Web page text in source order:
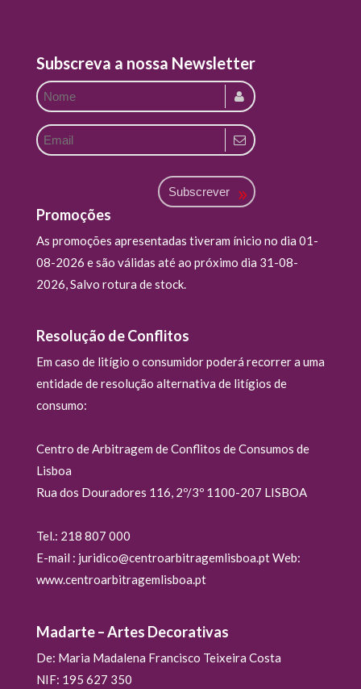
Subscreva a nossa Newsletter
Subscrever
Promoções
As promoções apresentadas tiveram ínicio no dia 01-
08-2026 e são válidas até ao próximo dia 31-08-
2026, Salvo rotura de stock.
Resolução de Conflitos
Em caso de litígio o consumidor poderá recorrer a uma
entidade de resolução alternativa de litígios de
consumo:
Centro de Arbitragem de Conflitos de Consumos de
Lisboa
Rua dos Douradores 116, 2º/3º 1100-207 LISBOA
Tel.: 218 807 000
E-mail : juridico@centroarbitragemlisboa.pt Web:
www.centroarbitragemlisboa.pt
Madarte – Artes Decorativas
De: Maria Madalena Francisco Teixeira Costa
NIF: 195 627 350